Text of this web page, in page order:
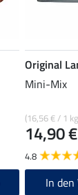
Original
Mini-Mix
(16,56 € / 1
14,90 €
4.8
In